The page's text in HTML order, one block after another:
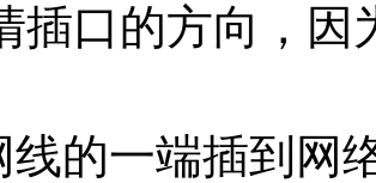
插口的方向，因
线的一端插到网